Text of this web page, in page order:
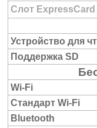
Слот ExpressCard
Устройство для
Поддержка SD
Wi-Fi
Стандарт Wi-Fi
Bluetooth